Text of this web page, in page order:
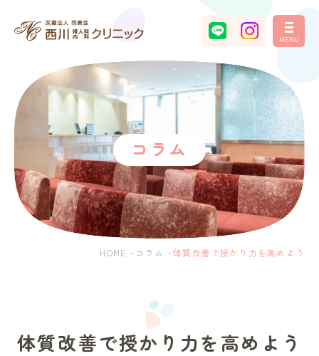
MENU
コラム
HOME - コラム -体質改善で授かり力を高めよう
体質改善で授かり力を高めよう